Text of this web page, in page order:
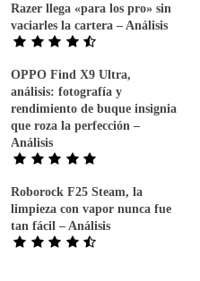
Razer llega «para los pro» sin
vaciarles la cartera – Análisis
OPPO Find X9 Ultra,
análisis: fotografía y
rendimiento de buque insignia
que roza la perfección –
Análisis
Roborock F25 Steam, la
limpieza con vapor nunca fue
tan fácil – Análisis